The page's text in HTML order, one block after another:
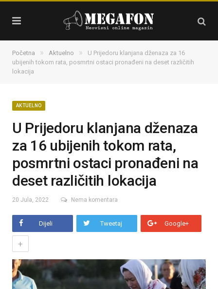
Početna » Aktuelno »
U Prijedoru klanjana dženaza za 16
ubijenih tokom rata, posmrtni ostaci pronađeni na deset različitih
lokacija
AKTUELNO
U Prijedoru klanjana dženaza
za 16 ubijenih tokom rata,
posmrtni ostaci pronađeni na
deset različitih lokacija
20 Jula, 2022 Nema komentara
Dijeli Tweetaj Google+
+